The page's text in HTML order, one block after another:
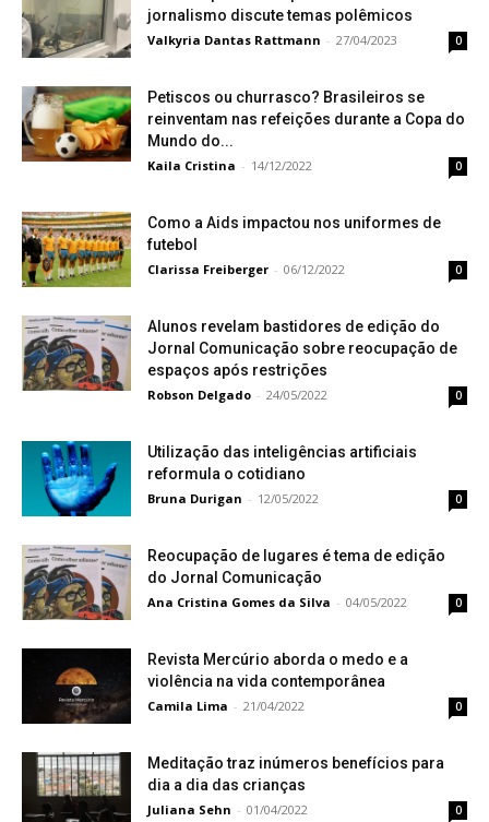
jornalismo discute temas polêmicos
Valkyria Dantas Rattmann - 27/04/2023 0
Petiscos ou churrasco? Brasileiros se
reinventam nas refeições durante a Copa do
Mundo do...
Kaila Cristina - 14/12/2022 0
Como a Aids impactou nos uniformes de
futebol
Clarissa Freiberger - 06/12/2022 0
Alunos revelam bastidores de edição do
Jornal Comunicação sobre reocupação de
espaços após restrições
Robson Delgado - 24/05/2022 0
Utilização das inteligências artificiais
reformula o cotidiano
Bruna Durigan - 12/05/2022 0
Reocupação de lugares é tema de edição
do Jornal Comunicação
Ana Cristina Gomes da Silva - 04/05/2022 0
Revista Mercúrio aborda o medo e a
violência na vida contemporânea
Camila Lima - 21/04/2022 0
Meditação traz inúmeros benefícios para
dia a dia das crianças
Juliana Sehn - 01/04/2022 0